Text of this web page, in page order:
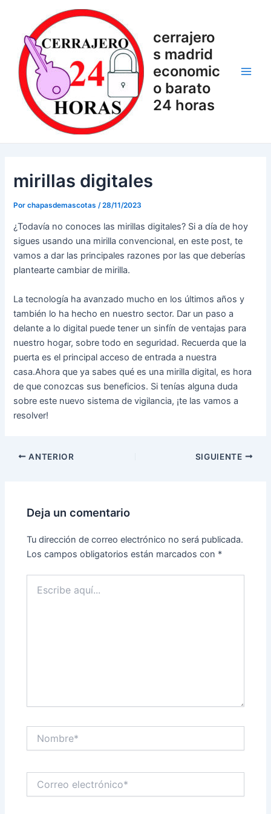
contenido
cerrajero
s madrid
economic
o barato
24 horas
mirillas digitales
Porchapasdemascotas/28/11/2023
¿Todavía no conoces las mirillas digitales? Si a día de hoy
sigues usando una mirilla convencional, en este post, te
vamos a dar las principales razones por las que deberías
plantearte cambiar de mirilla.
La tecnología ha avanzado mucho en los últimos años y
también lo ha hecho en nuestro sector. Dar un paso a
delante a lo digital puede tener un sinfín de ventajas para
nuestro hogar, sobre todo en seguridad. Recuerda que la
puerta es el principal acceso de entrada a nuestra
casa.Ahora que ya sabes qué es una mirilla digital, es hora
de que conozcas sus beneficios. Si tenías alguna duda
sobre este nuevo sistema de vigilancia, ¡te las vamos a
resolver!
entradas
ANTERIOR SIGUIENTE
Deja un comentario
Tu dirección de correo electrónico no será publicada.
Los campos obligatorios están marcados con *
aquí...
electrónico*